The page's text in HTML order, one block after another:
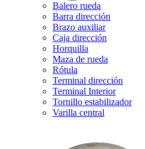
Balero rueda
Barra dirección
Brazo auxiliar
Caja dirección
Horquilla
Maza de rueda
Rótula
Terminal dirección
Terminal Interior
Tornillo estabilizador
Varilla central